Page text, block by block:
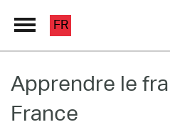
Grand Répertoire
Immersion France
FR
Apprendre le
France